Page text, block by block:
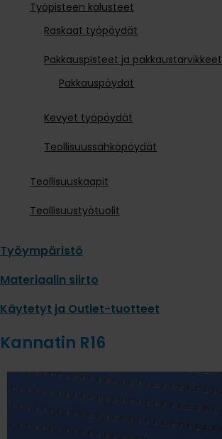
Työpisteen kalusteet
Raskaat työpöydät
Pakkauspisteet ja pakkaustarvikkeet
Pakkauspöydät
Kevyet työpöydät
Teollisuussähköpöydät
Teollisuuskaapit
Teollisuustyötuolit
Työympäristö
Materiaalin siirto
Käytetyt ja Outlet-tuotteet
Kannatin R16